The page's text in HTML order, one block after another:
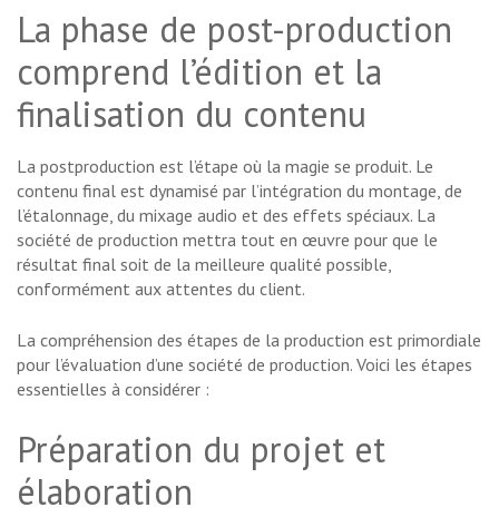
La phase de post-production
comprend l’édition et la
finalisation du contenu
La postproduction est l’étape où la magie se produit. Le
contenu final est dynamisé par l’intégration du montage, de
l’étalonnage, du mixage audio et des effets spéciaux. La
société de production mettra tout en œuvre pour que le
résultat final soit de la meilleure qualité possible,
conformément aux attentes du client.
La compréhension des étapes de la production est primordiale
pour l’évaluation d’une société de production. Voici les étapes
essentielles à considérer :
Préparation du projet et
élaboration